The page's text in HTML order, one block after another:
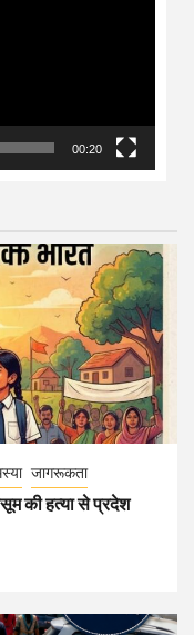
00:20
जागरूकता
की हत्या से प्रदेश